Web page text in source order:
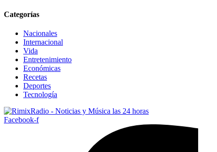
Categorías
Nacionales
Internacional
Vida
Entretenimiento
Económicas
Recetas
Deportes
Tecnología
Facebook-f